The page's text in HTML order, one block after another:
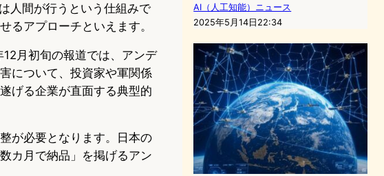
人間が行うという仕組みで
るアプローチといえます。
月初旬の報道では、アンデ
について、投資家や軍関係
げる企業が直面する典型的
が必要となります。日本の
カ月で納品」を掲げるアン
AI（人工知能）ニュース
2025年5月14日22:34